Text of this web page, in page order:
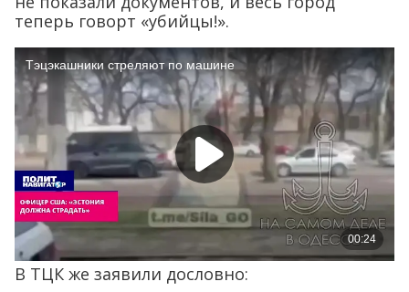
теперь говорт «убийцы!».
В ТЦК же заявили дословно: